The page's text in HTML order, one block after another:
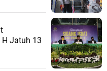
Jatuh 13